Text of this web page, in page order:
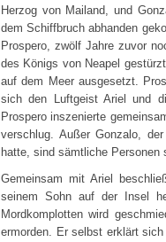
Herzog von Mailand, und
dem Schiffbruch abhanden
Prospero, zwölf Jahre zuvor
des Königs von Neapel
auf dem Meer ausgesetzt.
sich den Luftgeist Ariel und
Prospero inszenierte
verschlug. Außer Gonzalo,
hatte, sind sämtliche Personen
Gemeinsam mit Ariel
seinem Sohn auf der Insel
Mordkomplotten wird
ermorden. Er selbst erklärt